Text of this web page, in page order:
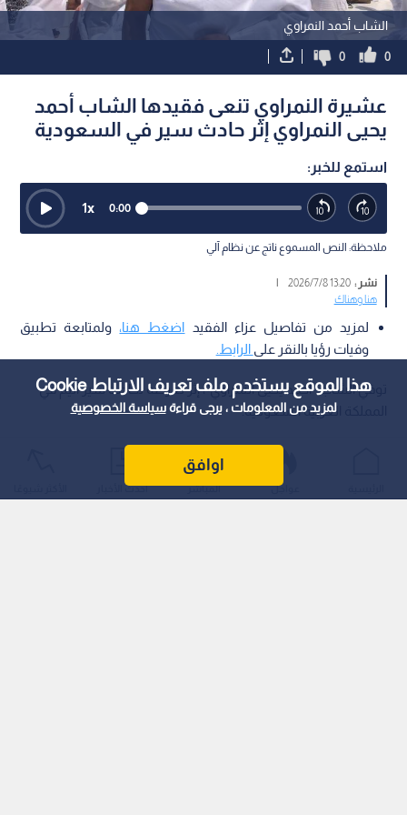
هذا الموقع يستخدم ملف تعريف الارتباط Cookie
لمزيد من المعلومات ، يرجى قراءةسياسة الخصوصية
اوافق
الشاب أحمد النمراوي
0
0
عشيرة النمراوي تنعى فقيدها الشاب أحمد
يحيى النمراوي إثر حادث سير في السعودية
استمع للخبر:
0:00
1x
ملاحظة: النص المسموع ناتج عن نظام آلي
نشر :13:20 2026/7/8
|
هنا وهناك
لمزيد من تفاصيل عزاء الفقيد اضغط هنا،ولمتابعة تطبيق
وفيات رؤيا بالنقر على الرابط.
توفي الشاب "أحمد يحيى النمراوي"، إثر تعرضه لحادث سير أليم في
المملكة العربية السعودية.
عواجل المباشر أحدث الأخبار